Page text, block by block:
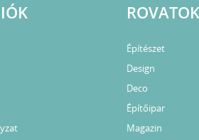
ROVATOK
Építészet
Design
Deco
Építőipar
Magazin